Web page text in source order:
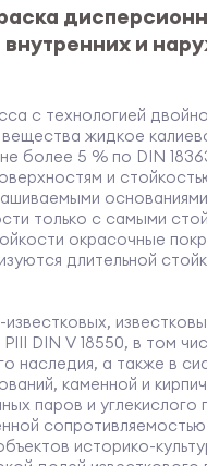
и
с технологией
жидкое
более 5 % по DIN
и
только с самыми
окрасочные
длительной
DIN V 18550, в том
наследия, а также в
каменной и
паров и углекислого
историко-